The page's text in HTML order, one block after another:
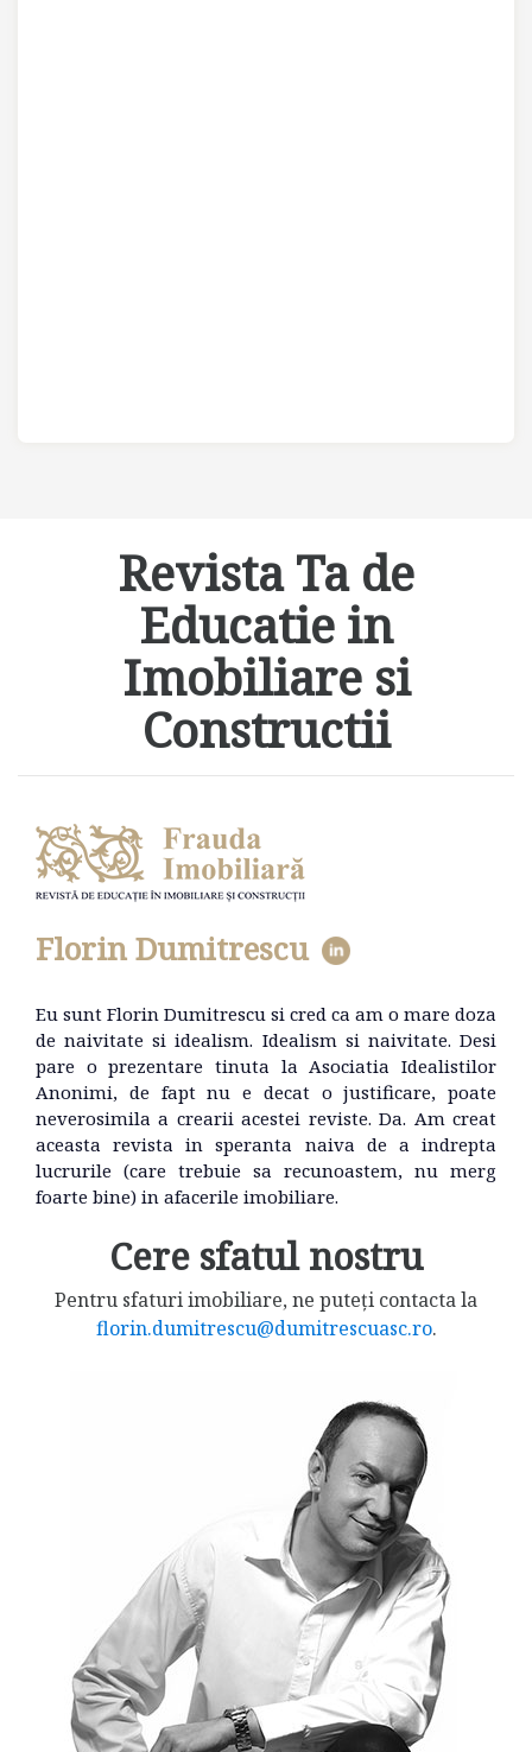
Revista Ta de
Educatie in
Imobiliare si
Constructii
Florin Dumitrescu
Eu sunt Florin Dumitrescu si cred ca am o mare doza
de naivitate si idealism. Idealism si naivitate. Desi
pare o prezentare tinuta la Asociatia Idealistilor
Anonimi, de fapt nu e decat o justificare, poate
neverosimila a crearii acestei reviste. Da. Am creat
aceasta revista in speranta naiva de a indrepta
lucrurile (care trebuie sa recunoastem, nu merg
foarte bine) in afacerile imobiliare.
Cere sfatul nostru
Pentru sfaturi imobiliare, ne puteți contacta la
florin.dumitrescu@dumitrescuasc.ro.